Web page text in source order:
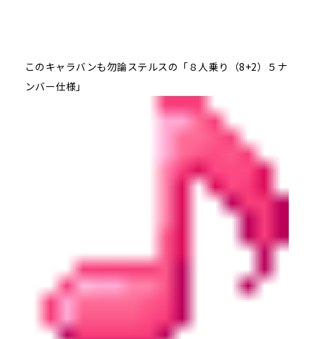
このキャラバンも勿論ステルスの「８人乗り（8+2）５ナ
ンバー仕様」